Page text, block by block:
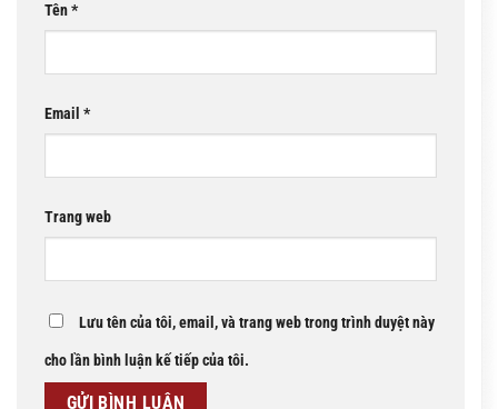
Tên*
Email *
Trang web
Lưu tên của tôi, email, và trang web trong trình duyệt này
cho lần bình luận kế tiếp của tôi.